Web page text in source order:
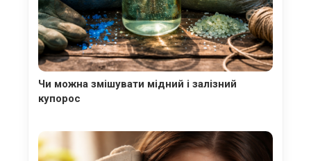
Чи можна змішувати мідний і залізний
купорос